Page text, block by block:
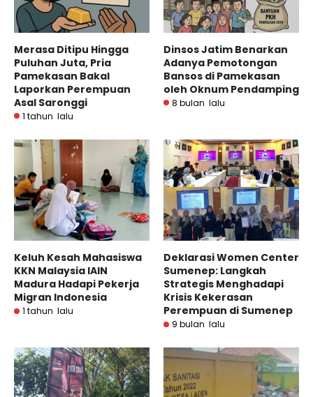
Merasa Ditipu Hingga
Puluhan Juta, Pria
Pamekasan Bakal
Laporkan Perempuan
Asal Saronggi
1 tahun lalu
Dinsos Jatim Benarkan
Adanya Pemotongan
Bansos di Pamekasan
oleh Oknum Pendamping
8 bulan lalu
Keluh Kesah Mahasiswa
KKN Malaysia IAIN
Madura Hadapi Pekerja
Migran Indonesia
1 tahun lalu
Deklarasi Women Center
Sumenep: Langkah
Strategis Menghadapi
Krisis Kekerasan
Perempuan di Sumenep
9 bulan lalu